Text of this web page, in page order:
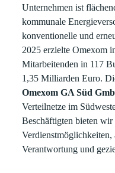
Unternehmen ist
kommunale
konventionelle und
2025 erzielte Omexom
Mitarbeitenden in 117
1,35 Milliarden Euro.
Omexom GA Süd
Verteilnetze im
Beschäftigten bieten
Verantwortung und